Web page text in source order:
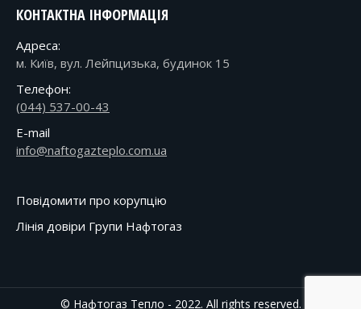
КОНТАКТНА ІНФОРМАЦІЯ
Адреса:
м. Київ, вул. Лейпцизька, будинок 15
Телефон:
(044) 537-00-43
E-mail
info@naftogazteplo.com.ua
Повідомити про корупцію
Лінія довіри Групи Нафтогаз
© Нафтогаз Тепло - 2022. All rights reserved.